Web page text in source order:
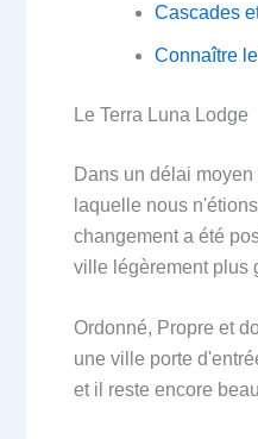
Cascades
Connaître
Le Terra Luna Lodge
Dans un délai
laquelle nous
changement a été
ville légèrement plus
Ordonné, Propre et
une ville porte
et il reste encore